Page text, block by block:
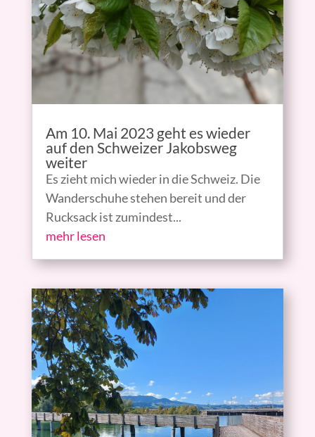
Am 10. Mai 2023 geht es wieder
auf den Schweizer Jakobsweg
weiter
Es zieht mich wieder in die Schweiz. Die
Wanderschuhe stehen bereit und der
Rucksack ist zumindest...
mehr lesen